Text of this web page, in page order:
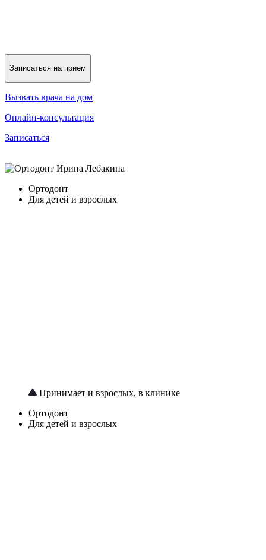
Записаться на прием
Вызвать врача на дом
Онлайн-консультация
Записаться
Ортодонт
Для детей и взрослых
Принимает и взрослых, в клинике
Ортодонт
Для детей и взрослых